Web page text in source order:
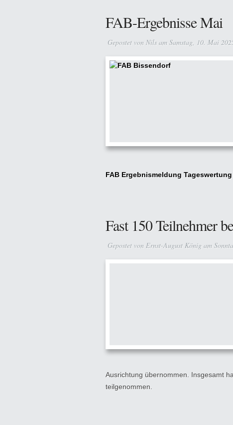
FAB-Ergebnisse Mai
Gepostet von Nils am Samstag, 10. Mai
FAB Ergebnismeldung Tageswertung
Fast 150 Teilnehmer
Gepostet von Ernst-August König am
Ausrichtung übernommen. Insgesamt
teilgenommen.